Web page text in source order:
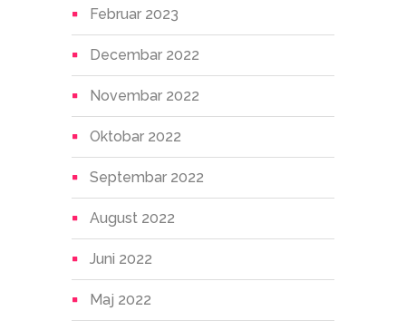
Februar 2023
Decembar 2022
Novembar 2022
Oktobar 2022
Septembar 2022
August 2022
Juni 2022
Maj 2022